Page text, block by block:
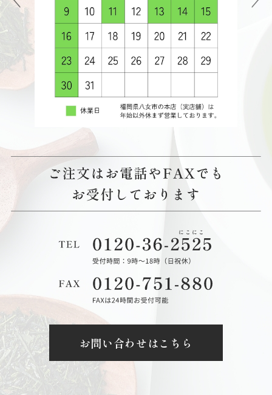
お問い合わせはこちら